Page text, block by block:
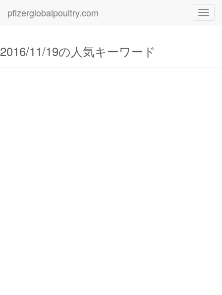
pfizerglobalpoultry.com
2016/11/19の人気キーワード